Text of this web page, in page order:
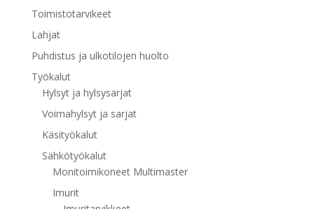
Toimistotarvikeet
Lahjat
Puhdistus ja ulkotilojen huolto
Työkalut
Hylsyt ja hylsysarjat
Voimahylsyt ja sarjat
Käsityökalut
Sähkötyökalut
Monitoimikoneet Multimaster
Imurit